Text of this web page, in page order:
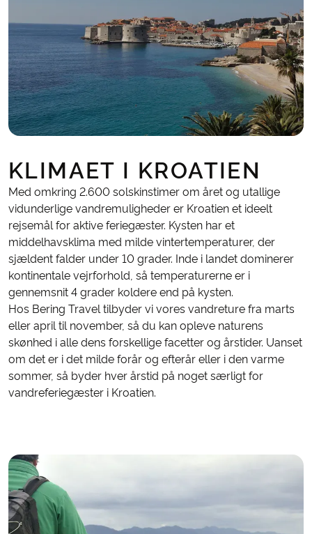
KLIMAET I KROATIEN
Med omkring 2.600 solskinstimer om året og utallige
vidunderlige vandremuligheder er Kroatien et ideelt
rejsemål for aktive feriegæster. Kysten har et
middelhavsklima med milde vintertemperaturer, der
sjældent falder under 10 grader. Inde i landet dominerer
kontinentale vejrforhold, så temperaturerne er i
gennemsnit 4 grader koldere end på kysten.
Hos Bering Travel tilbyder vi vores vandreture fra marts
eller april til november, så du kan opleve naturens
skønhed i alle dens forskellige facetter og årstider. Uanset
om det er i det milde forår og efterår eller i den varme
sommer, så byder hver årstid på noget særligt for
vandreferiegæster i Kroatien.